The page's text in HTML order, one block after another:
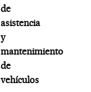
de
asistencia
y
mantenimiento
de
vehículos